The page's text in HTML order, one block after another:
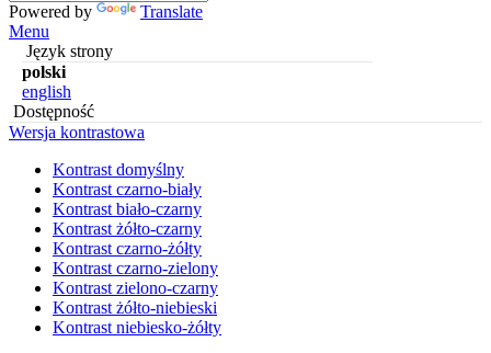
Powered by
Translate
Menu
Język strony
polski
english
Dostępność
Wersja kontrastowa
Kontrast domyślny
Kontrast czarno-biały
Kontrast biało-czarny
Kontrast żółto-czarny
Kontrast czarno-żółty
Kontrast czarno-zielony
Kontrast zielono-czarny
Kontrast żółto-niebieski
Kontrast niebiesko-żółty